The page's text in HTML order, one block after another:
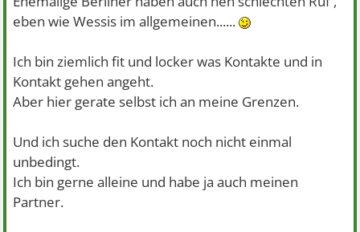
eben wie Wessis im allgemeinen......
Ich bin ziemlich fit und locker was Kontakte und in
Kontakt gehen angeht.
Aber hier gerate selbst ich an meine Grenzen.
Und ich suche den Kontakt noch nicht einmal
unbedingt.
Ich bin gerne alleine und habe ja auch meinen
Partner.